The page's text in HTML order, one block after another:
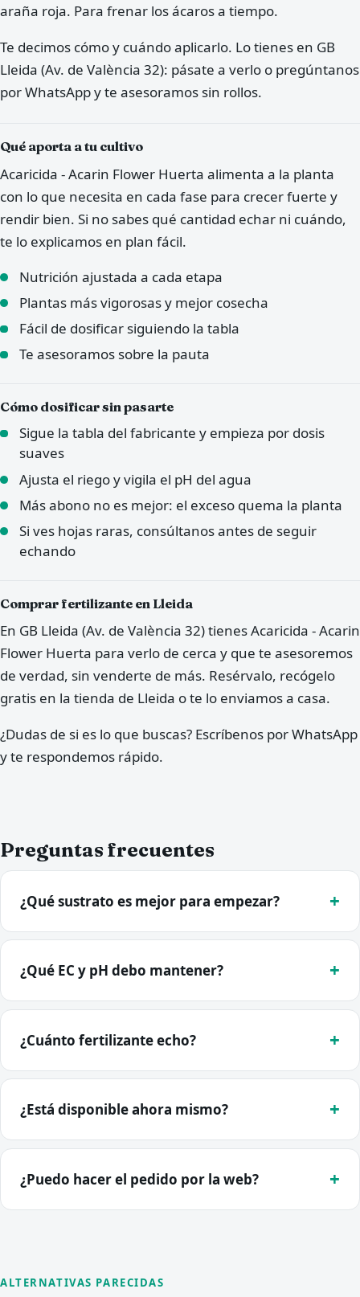
araña roja. Para frenar los ácaros a tiempo.
Te decimos cómo y cuándo aplicarlo. Lo tienes en GB
Lleida (Av. de València 32): pásate a verlo o pregúntanos
por WhatsApp y te asesoramos sin rollos.
Qué aporta a tu cultivo
Acaricida - Acarin Flower Huerta alimenta a la planta
con lo que necesita en cada fase para crecer fuerte y
rendir bien. Si no sabes qué cantidad echar ni cuándo,
te lo explicamos en plan fácil.
Nutrición ajustada a cada etapa
Plantas más vigorosas y mejor cosecha
Fácil de dosificar siguiendo la tabla
Te asesoramos sobre la pauta
Cómo dosificar sin pasarte
Sigue la tabla del fabricante y empieza por dosis
suaves
Ajusta el riego y vigila el pH del agua
Más abono no es mejor: el exceso quema la planta
Si ves hojas raras, consúltanos antes de seguir
echando
Comprar fertilizante en Lleida
En GB Lleida (Av. de València 32) tienes Acaricida - Acarin
Flower Huerta para verlo de cerca y que te asesoremos
de verdad, sin venderte de más. Resérvalo, recógelo
gratis en la tienda de Lleida o te lo enviamos a casa.
¿Dudas de si es lo que buscas? Escríbenos por WhatsApp
y te respondemos rápido.
Preguntas frecuentes
¿Qué sustrato es mejor para empezar?
¿Qué EC y pH debo mantener?
¿Cuánto fertilizante echo?
¿Está disponible ahora mismo?
¿Puedo hacer el pedido por la web?
ALTERNATIVAS PARECIDAS